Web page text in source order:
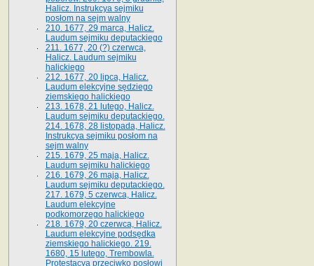
Halicz. Instrukcya sejmiku
posłom na sejm walny
210. 1677, 29 marca, Halicz.
Laudum sejmiku deputackiego
211. 1677, 20 (?) czerwca,
Halicz. Laudum sejmiku
halickiego
212. 1677, 20 lipca, Halicz.
Laudum elekcyjne sędziego
ziemskiego halickiego
213. 1678, 21 lutego, Halicz.
Laudum sejmiku deputackiego.
214. 1678, 28 listopada, Halicz.
Instrukcya sejmiku posłom na
sejm walny
215. 1679, 25 maja, Halicz.
Laudum sejmiku halickiego
216. 1679, 26 maja, Halicz.
Laudum sejmiku deputackiego.
217. 1679, 5 czerwca, Halicz.
Laudum elekcyjne
podkomorzego halickiego
218. 1679, 20 czerwca, Halicz.
Laudum elekcyjne podsędka
ziemskiego halickiego. 219.
1680, 15 lutego, Trembowla.
Protestacya przeciwko posłowi